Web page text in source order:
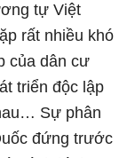
tự Việt
rất nhiều khó
của dân cư
triển độc lập
Sự phân
đứng trước